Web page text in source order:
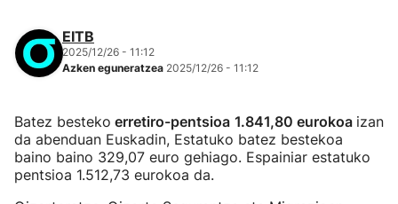
EITB
2025/12/26 - 11:12
Azken eguneratzea 2025/12/26 - 11:12
Batez besteko erretiro-pentsioa 1.841,80 eurokoa izan
da abenduan Euskadin, Estatuko batez bestekoa
baino baino 329,07 euro gehiago. Espainiar estatuko
pentsioa 1.512,73 eurokoa da.